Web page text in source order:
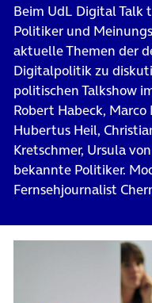
Beim UdL Digital Talk
Politiker und
aktuelle Themen der
Digitalpolitik zu
politischen Talkshow
Robert Habeck, Marco
Hubertus Heil,
Kretschmer, Ursula
bekannte Politiker.
Fernsehjournalist